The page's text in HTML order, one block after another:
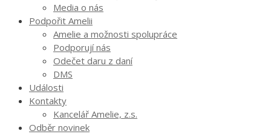
Media o nás
Podpořit Amelii
Amelie a možnosti spolupráce
Podporují nás
Odečet daru z daní
DMS
Události
Kontakty
Kancelář Amelie, z.s.
Odběr novinek